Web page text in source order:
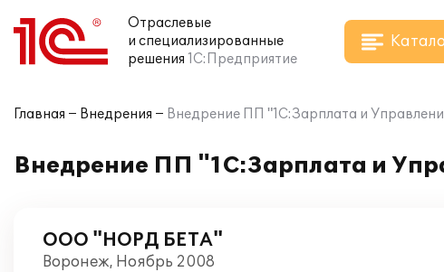
Отраслевые
и специализированные
решения 1С:Предприятие
Главная Внедрения Внедрение ПП "1С:Зарплата и
Внедрение ПП "1С:Зарплата и
ООО "НОРД БЕТА"
Воронеж, Ноябрь 2008